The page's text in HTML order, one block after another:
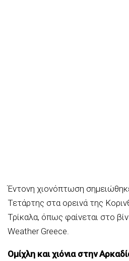
Έντονη χιονόπτωση
Τετάρτης στα ορεινά της
Τρίκαλα, όπως φαίνεται στο
Weather Greece.
Ομίχλη και χιόνια στην